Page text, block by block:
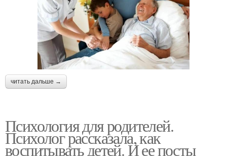
читать дальше →
Психология для родителей.
Психолог рассказала, как
воспитывать детей. И ее посты